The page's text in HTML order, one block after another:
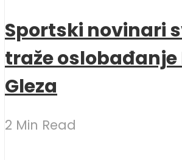
Sportski novinari
traže
Gleza
2 Min Read